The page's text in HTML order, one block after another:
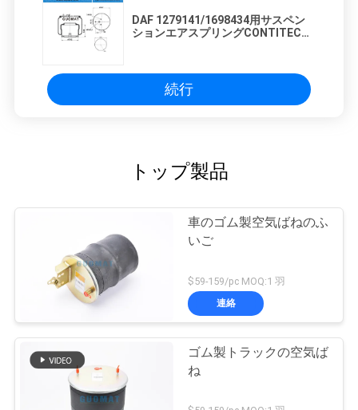
DAF 1279141/1698434用サスペン
ションエアスプリングCONTITECH
続行
トップ製品
車のゴム製空気ばねのふ
いご
$59-159/pc MOQ:1 羽
連絡
ゴム製トラックの空気ば
ね